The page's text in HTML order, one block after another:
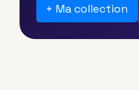
+ Ma collection